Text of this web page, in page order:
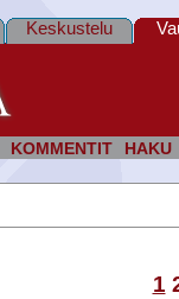
KOMMENTIT HAKU
Keskustelu
1